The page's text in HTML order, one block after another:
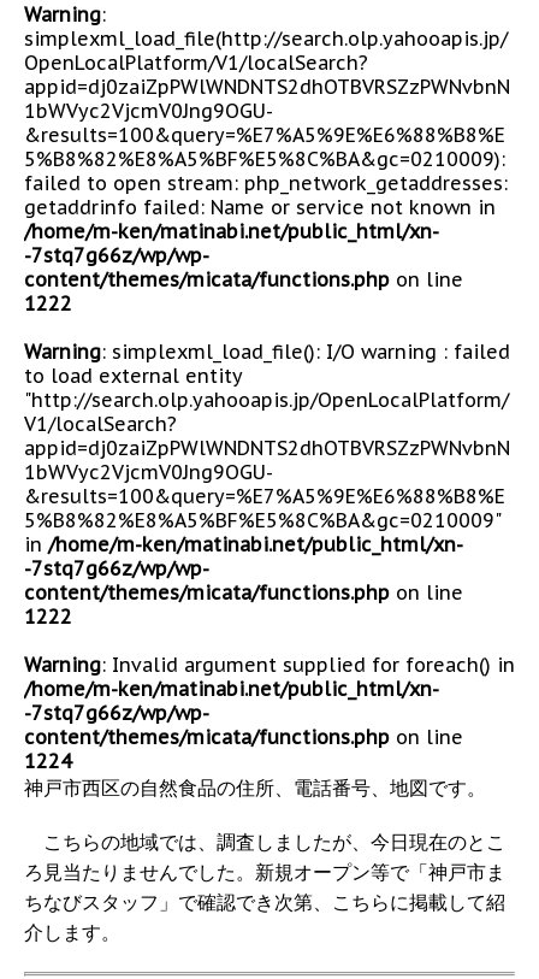
Warning:
simplexml_load_file(http://search.olp.yahooapis.jp/
OpenLocalPlatform/V1/localSearch?
appid=dj0zaiZpPWlWNDNTS2dhOTBVRSZzPWNvbnN
1bWVyc2VjcmV0Jng9OGU-
&results=100&query=%E7%A5%9E%E6%88%B8%E
5%B8%82%E8%A5%BF%E5%8C%BA&gc=0210009):
failed to open stream: php_network_getaddresses:
getaddrinfo failed: Name or service not known in
/home/m-ken/matinabi.net/public_html/xn-
-7stq7g66z/wp/wp-
content/themes/micata/functions.php on line
1222
Warning: simplexml_load_file(): I/O warning : failed
to load external entity
"http://search.olp.yahooapis.jp/OpenLocalPlatform/
V1/localSearch?
appid=dj0zaiZpPWlWNDNTS2dhOTBVRSZzPWNvbnN
1bWVyc2VjcmV0Jng9OGU-
&results=100&query=%E7%A5%9E%E6%88%B8%E
5%B8%82%E8%A5%BF%E5%8C%BA&gc=0210009"
in /home/m-ken/matinabi.net/public_html/xn-
-7stq7g66z/wp/wp-
content/themes/micata/functions.php on line
1222
Warning: Invalid argument supplied for foreach() in
/home/m-ken/matinabi.net/public_html/xn-
-7stq7g66z/wp/wp-
content/themes/micata/functions.php on line
1224
神戸市西区の自然食品の住所、電話番号、地図です。
こちらの地域では、調査しましたが、今日現在のとこ
ろ見当たりませんでした。新規オープン等で「神戸市ま
ちなびスタッフ」で確認でき次第、こちらに掲載して紹
介します。